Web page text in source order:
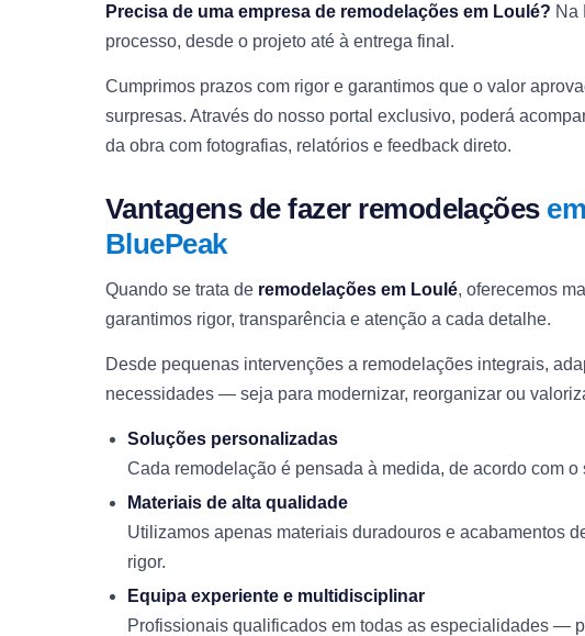
Precisa de uma empresa de remodelações em Loulé? Na
processo, desde o projeto até à entrega final.
Cumprimos prazos com rigor e garantimos que o valor
surpresas. Através do nosso portal exclusivo, poderá
da obra com fotografias, relatórios e feedback direto.
Vantagens de fazer remodelações
BluePeak
Quando se trata de remodelações em Loulé, oferecemos
garantimos rigor, transparência e atenção a cada detalhe.
Desde pequenas intervenções a remodelações integrais,
necessidades — seja para modernizar, reorganizar ou
Soluções personalizadas
Cada remodelação é pensada à medida, de acordo com
Materiais de alta qualidade
Utilizamos apenas materiais duradouros e acabamentos
rigor.
Equipa experiente e multidisciplinar
Profissionais qualificados em todas as especialidades —